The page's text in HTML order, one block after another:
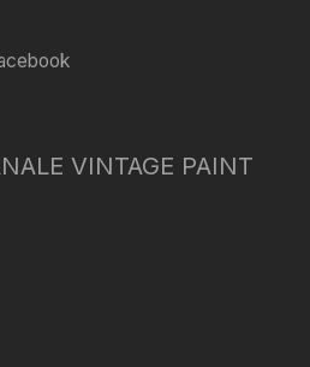
VINTAGE PAINT